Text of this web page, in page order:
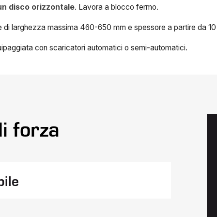
disco orizzontale. Lavora a blocco fermo.
di larghezza massima 460-650 mm e spessore a partire da
con scaricatori automatici o semi-automatici.
forza